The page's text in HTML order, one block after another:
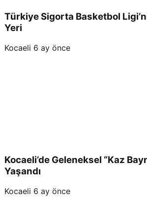
Türkiye Sigorta Basketbol
Yeri
Kocaeli 6 ay önce
Kocaeli’de Geleneksel “Kaz
Yaşandı
Kocaeli 6 ay önce